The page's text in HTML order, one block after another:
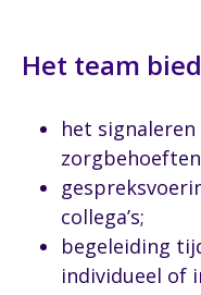
Het team
het
collega’s;
begeleiding
individueel of